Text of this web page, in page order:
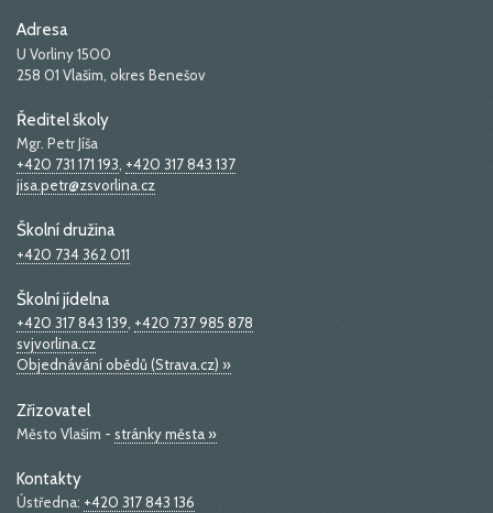
Adresa
U Vorliny 1500
258 01 Vlašim, okres Benešov
Ředitel školy
Mgr. Petr Jíša
+420 731 171 193 +420 317 843 137
jisa.petr@zsvorlina.cz
Školní družina
+420 734 362 011
Školní jídelna
+420 317 843 139, +420 737 985 878
svjvorlina.cz
Objednávání obědů (Strava.cz) »
Zřizovatel
Město Vlašim - stránky města »
Kontakty
Ústředna: +420 317 843 136